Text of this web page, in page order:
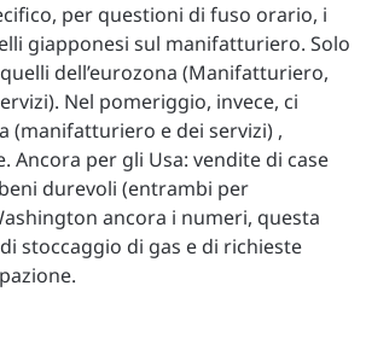
per questioni di fuso orario, i
giapponesi sul manifatturiero. Solo
dell’eurozona (Manifatturiero,
Nel pomeriggio, invece, ci
(manifatturiero e dei servizi) ,
Ancora per gli Usa: vendite di case
durevoli (entrambi per
ancora i numeri, questa
stoccaggio di gas e di richieste